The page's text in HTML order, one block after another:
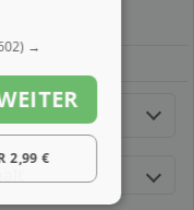
→
2,99 €